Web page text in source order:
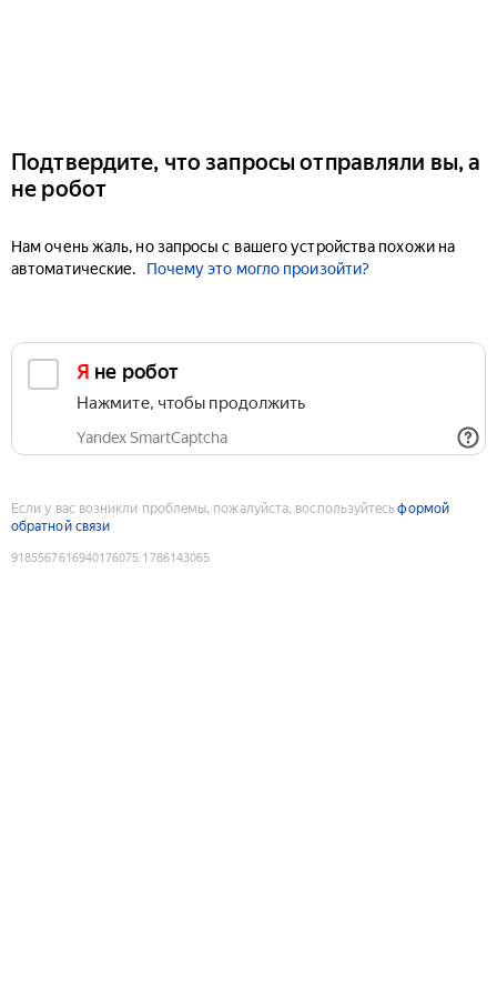
Подтвердите, что запросы отправляли вы, а
не робот
Нам очень жаль, но запросы с вашего устройства похожи на
автоматические.
Почему это могло произойти?
Я не робот
Нажмите, чтобы продолжить
Yandex SmartCaptcha
Если у вас возникли проблемы, пожалуйста, воспользуйтесьформой
обратной связи
9185567616940176075:1786143065